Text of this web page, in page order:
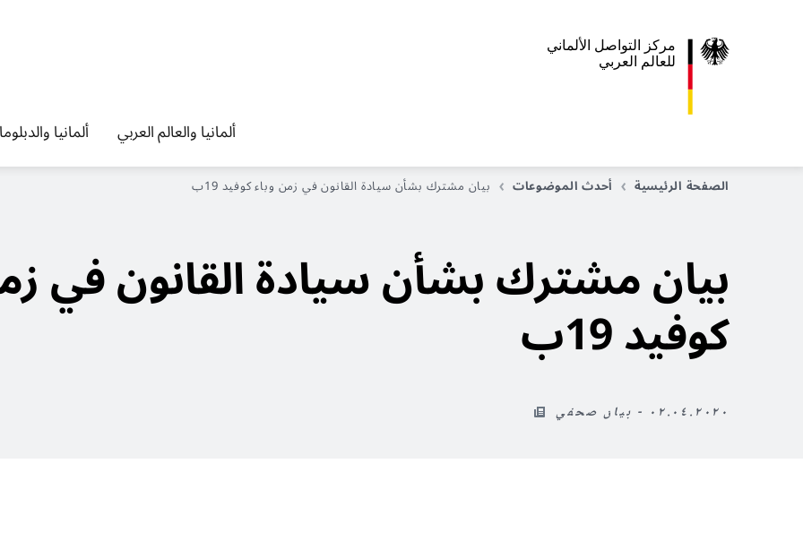
مركز التواصل الألماني
للعالم العربي
ألمانيا والعالم العربي ألمانيا
الصفحة الرئيسية أحدث الموضوعات بيان مشترك بشأن سيادة القانون في زمن وباء كوفيد 19ب
بيان مشترك بشأن سيادة القانون في
كوفيد 19ب
٠٢.٠٤.٢٠٢٠ - بيان صحفي